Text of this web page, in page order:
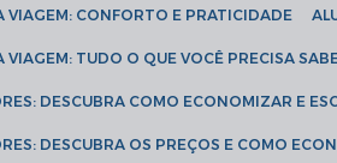
VIAGEM: CONFORTO E PRATICIDADE
VIAGEM: TUDO O QUE VOCÊ PRECISA
DESCUBRA COMO ECONOMIZAR E
DESCUBRA OS PREÇOS E COMO